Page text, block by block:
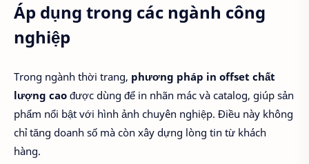
Áp dụng trong các ngành công
nghiệp
Trong ngành thời trang, phương pháp in offset chất
lượng cao được dùng để in nhãn mác và catalog, giúp sản
phẩm nổi bật với hình ảnh chuyên nghiệp. Điều này không
chỉ tăng doanh số mà còn xây dựng lòng tin từ khách
hàng.